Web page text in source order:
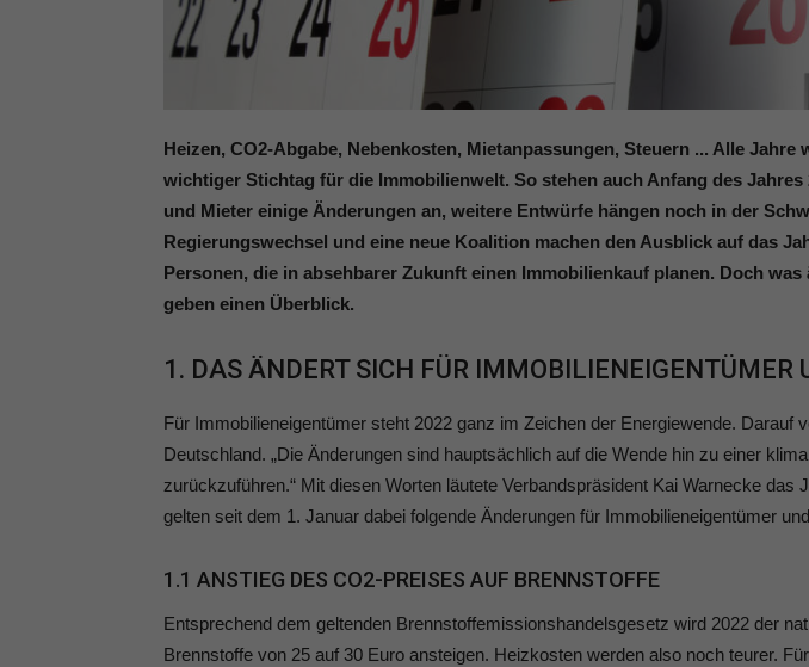
Heizen, CO2-Abgabe, Nebenkosten, Mietanpassungen, Steuern ... Alle Jahre
wichtiger Stichtag für die Immobilienwelt. So stehen auch Anfang des
und Mieter einige Änderungen an, weitere Entwürfe hängen noch in der
Regierungswechsel und eine neue Koalition machen den Ausblick auf das
Personen, die in absehbarer Zukunft einen Immobilienkauf planen. Doch
geben einen Überblick.
1. DAS ÄNDERT SICH FÜR IMMOBILIENEIGENTÜMER
Für Immobilieneigentümer steht 2022 ganz im Zeichen der Energiewende. Darauf
Deutschland. „Die Änderungen sind hauptsächlich auf die Wende hin zu einer
zurückzuführen.“ Mit diesen Worten läutete Verbandspräsident Kai Warnecke das
gelten seit dem 1. Januar dabei folgende Änderungen für Immobilieneigentümer
1.1 ANSTIEG DES CO2-PREISES AUF BRENNSTOFFE
Entsprechend dem geltenden Brennstoffemissionshandelsgesetz wird 2022 der
Brennstoffe von 25 auf 30 Euro ansteigen. Heizkosten werden also noch teurer.